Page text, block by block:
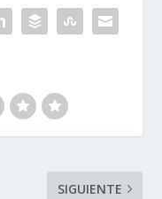
SIGUIENTE